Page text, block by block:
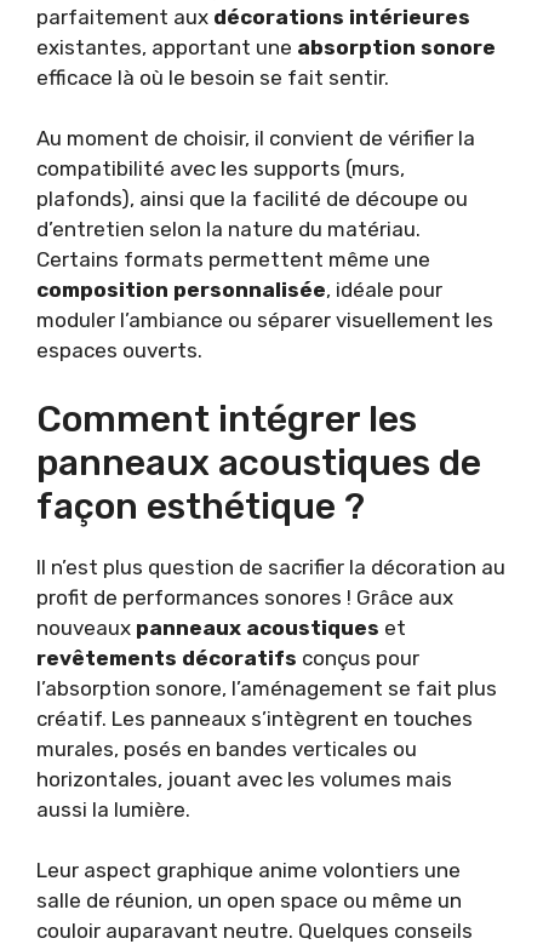
parfaitement aux décorations intérieures
existantes, apportant une absorption sonore
efficace là où le besoin se fait sentir.
Au moment de choisir, il convient de vérifier la
compatibilité avec les supports (murs,
plafonds), ainsi que la facilité de découpe ou
d’entretien selon la nature du matériau.
Certains formats permettent même une
composition personnalisée, idéale pour
moduler l’ambiance ou séparer visuellement les
espaces ouverts.
Comment intégrer les
panneaux acoustiques de
façon esthétique ?
Il n’est plus question de sacrifier la décoration au
profit de performances sonores ! Grâce aux
nouveaux panneaux acoustiques et
revêtements décoratifs conçus pour
l’absorption sonore, l’aménagement se fait plus
créatif. Les panneaux s’intègrent en touches
murales, posés en bandes verticales ou
horizontales, jouant avec les volumes mais
aussi la lumière.
Leur aspect graphique anime volontiers une
salle de réunion, un open space ou même un
couloir auparavant neutre. Quelques conseils